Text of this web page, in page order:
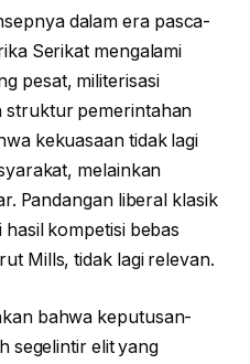
dalam era pasca-
Serikat mengalami
pesat, militerisasi
struktur pemerintahan
kekuasaan tidak lagi
melainkan
Pandangan liberal klasik
kompetisi bebas
Mills, tidak lagi relevan.
bahwa keputusan-
segelintir elit yang